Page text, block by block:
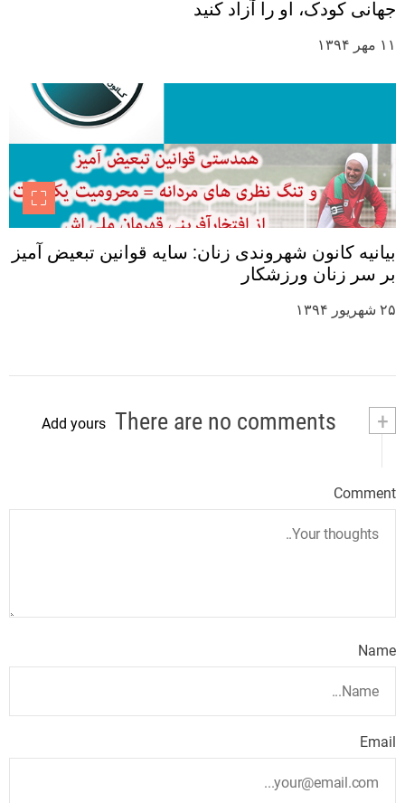
جهانی کودک، او را آزاد کنید
۱۱ مهر ۱۳۹۴
بیانیه کانون شهروندی زنان: سایه قوانین تبعیض آمیز
بر سر زنان ورزشکار
۲۵ شهریور ۱۳۹۴
+
Add yours
Comment
Name
Email